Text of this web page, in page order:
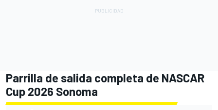
Parrilla de salida completa de NASCAR
Cup 2026 Sonoma